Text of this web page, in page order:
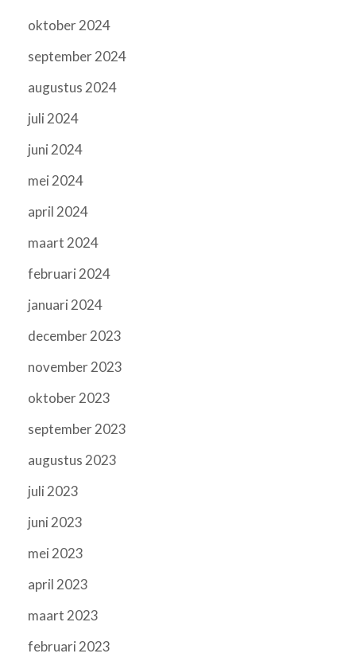
oktober 2024
september 2024
augustus 2024
juli 2024
juni 2024
mei 2024
april 2024
maart 2024
februari 2024
januari 2024
december 2023
november 2023
oktober 2023
september 2023
augustus 2023
juli 2023
juni 2023
mei 2023
april 2023
maart 2023
februari 2023